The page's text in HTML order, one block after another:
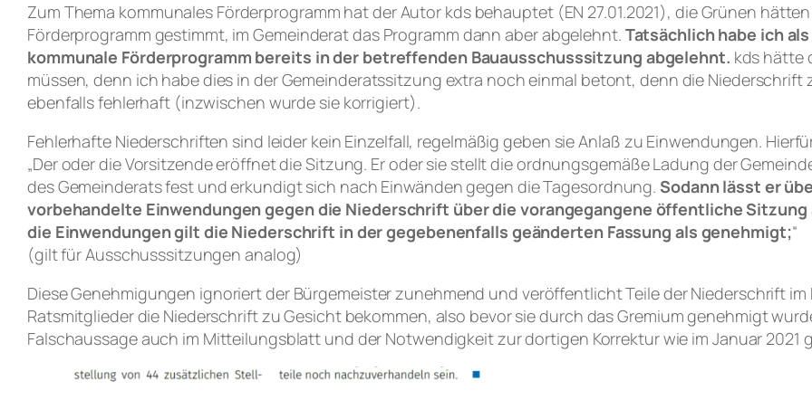
Zum Thema kommunales Förderprogramm hat der Autor kds behauptet (EN 27.01.2021), die Grünen
Förderprogramm gestimmt, im Gemeinderat das Programm dann aber abgelehnt. Tatsächlich habe ich
kommunale Förderprogramm bereits in der betreffenden Bauausschusssitzung abgelehnt. kds hätte
müssen, denn ich habe dies in der Gemeinderatssitzung extra noch einmal betont, denn die Niederschrift
ebenfalls fehlerhaft (inzwischen wurde sie korrigiert).
Fehlerhafte Niederschriften sind leider kein Einzelfall, regelmäßig geben sie Anlaß zu Einwendungen.
„Der oder die Vorsitzende eröffnet die Sitzung. Er oder sie stellt die ordnungsgemäße Ladung der
des Gemeinderats fest und erkundigt sich nach Einwänden gegen die Tagesordnung.Sodann lässt er
vorbehandelte Einwendungen gegen die Niederschrift über die vorangegangene öffentliche
die Einwendungen gilt die Niederschrift in der gegebenenfalls geänderten Fassung als genehmigt;“
(gilt für Ausschusssitzungen analog)
Diese Genehmigungen ignoriert der Bürgemeister zunehmend und veröffentlicht Teile der Niederschrift
Ratsmitglieder die Niederschrift zu Gesicht bekommen, also bevor sie durch das Gremium genehmigt
Falschaussage auch im Mitteilungsblatt und der Notwendigkeit zur dortigen Korrektur wie im Januar 2021